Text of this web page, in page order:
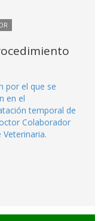
por el que se
en el
temporal de
Colaborador